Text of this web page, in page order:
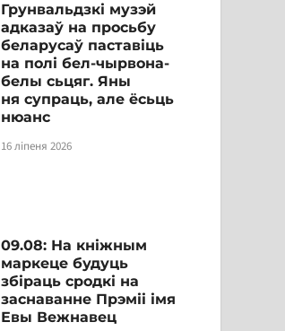
Грунвальдзкі музэй
адказаў на просьбу
беларусаў паставіць
на полі бел-чырвона-
белы сьцяг. Яны
ня супраць, але ёсьць
нюанс
16 ліпеня 2026
09.08: На кніжным
маркеце будуць
збіраць сродкі на
заснаванне Прэміі імя
Евы Вежнавец